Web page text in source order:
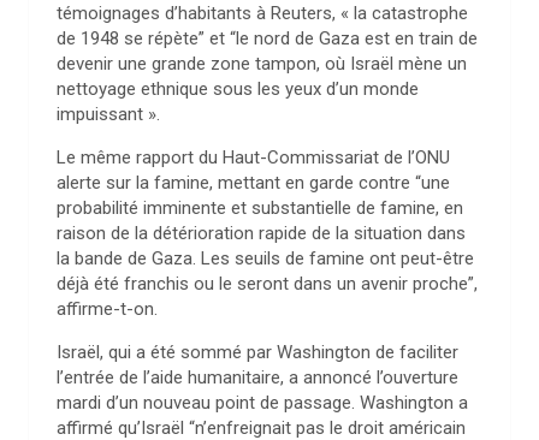
témoignages d’habitants à Reuters, « la catastrophe
de 1948 se répète” et “le nord de Gaza est en train de
devenir une grande zone tampon, où Israël mène un
nettoyage ethnique sous les yeux d’un monde
impuissant ».
Le même rapport du Haut-Commissariat de l’ONU
alerte sur la famine, mettant en garde contre “une
probabilité imminente et substantielle de famine, en
raison de la détérioration rapide de la situation dans
la bande de Gaza. Les seuils de famine ont peut-être
déjà été franchis ou le seront dans un avenir proche”,
affirme-t-on.
Israël, qui a été sommé par Washington de faciliter
l’entrée de l’aide humanitaire, a annoncé l’ouverture
mardi d’un nouveau point de passage. Washington a
affirmé qu’Israël “n’enfreignait pas le droit américain